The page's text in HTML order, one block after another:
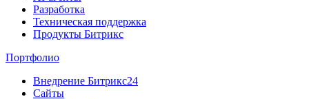
Разработка
Техническая поддержка
Продукты Битрикс
Портфолио
Внедрение Битрикс24
Сайты